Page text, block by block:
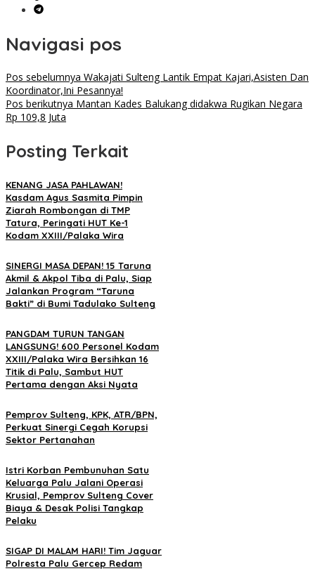
Navigasi pos
Pos sebelumnya Wakajati Sulteng Lantik Empat Kajari,Asisten Dan
Koordinator,Ini Pesannya!
Pos berikutnya Mantan Kades Balukang didakwa Rugikan Negara
Rp 109,8 Juta
Posting Terkait
KENANG JASA PAHLAWAN!
Kasdam Agus Sasmita Pimpin
Ziarah Rombongan di TMP
Tatura, Peringati HUT Ke-1
Kodam XXIII/Palaka Wira
SINERGI MASA DEPAN! 15 Taruna
Akmil & Akpol Tiba di Palu, Siap
Jalankan Program “Taruna
Bakti” di Bumi Tadulako Sulteng
PANGDAM TURUN TANGAN
LANGSUNG! 600 Personel Kodam
XXIII/Palaka Wira Bersihkan 16
Titik di Palu, Sambut HUT
Pertama dengan Aksi Nyata
Pemprov Sulteng, KPK, ATR/BPN,
Perkuat Sinergi Cegah Korupsi
Sektor Pertanahan
Istri Korban Pembunuhan Satu
Keluarga Palu Jalani Operasi
Krusial, Pemprov Sulteng Cover
Biaya & Desak Polisi Tangkap
Pelaku
SIGAP DI MALAM HARI! Tim Jaguar
Polresta Palu Gercep Redam